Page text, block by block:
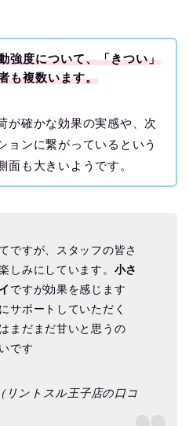
強度について、「きつい」
も複数います。
が確かな効果の実感や、次
ョンに繋がっているという
面も大きいようです。
ですが、スタッフの皆さ
しみにしています。 小さ
ですが効果を感じます
サポートしていただく
まだまだ甘いと思うの
です
リントスル王子店の口コ